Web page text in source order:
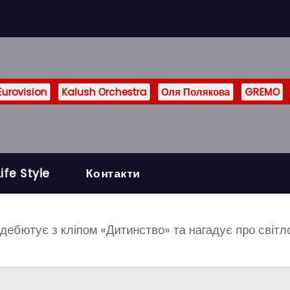
Kalush Orchestra Оля Полякова GREMO
Style Контакти
з кліпом «Дитинство» та нагадує про